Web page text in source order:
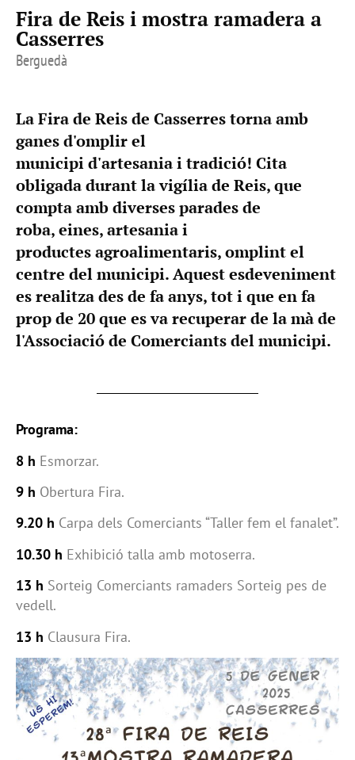
Fira de Reis i mostra ramadera a
Casserres
Berguedà
La Fira de Reis de Casserres torna amb
ganes d'omplir el
municipi d'artesania i tradició! Cita
obligada durant la vigília de Reis, que
compta amb diverses parades de
roba, eines, artesania i
productes agroalimentaris, omplint el
centre del municipi. Aquest esdeveniment
es realitza des de fa anys, tot i que en fa
prop de 20 que es va recuperar de la mà de
l'Associació de Comerciants del municipi.
Programa:
8 h Esmorzar.
9 h Obertura Fira.
9.20 h Carpa dels Comerciants “Taller fem el fanalet”.
10.30 h Exhibició talla amb motoserra.
13 h Sorteig Comerciants ramaders Sorteig pes de
vedell.
13 h Clausura Fira.